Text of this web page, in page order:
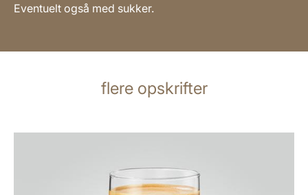
Eventuelt også med sukker.
flere opskrifter